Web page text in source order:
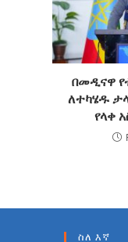
በመዲናዋ
ለተካሄዱ
የላቀ
ስለ እኛ